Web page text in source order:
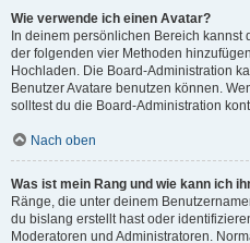
Wie verwende ich einen Avatar?
In deinem persönlichen Bereich kannst
der folgenden vier Methoden
Hochladen. Die Board-Administration
Benutzer Avatare benutzen können.
solltest du die Board-Administration
Nach oben
Was ist mein Rang und wie kann ich
Ränge, die unter deinem
du bislang erstellt hast oder
Moderatoren und Administratoren.